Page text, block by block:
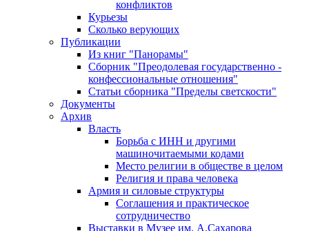
конфликтов
Курьезы
Сколько верующих
Публикации
Из книг "Панорамы"
Сборник "Преодолевая государственно -
конфессиональные отношения"
Статьи сборника "Пределы светскости"
Документы
Архив
Власть
Борьба с ИНН и другими
машиночитаемыми кодами
Место религии в обществе в целом
Религия и права человека
Армия и силовые структуры
Соглашения и практическое
сотрудничество
Выставки в Музее им. А.Сахарова